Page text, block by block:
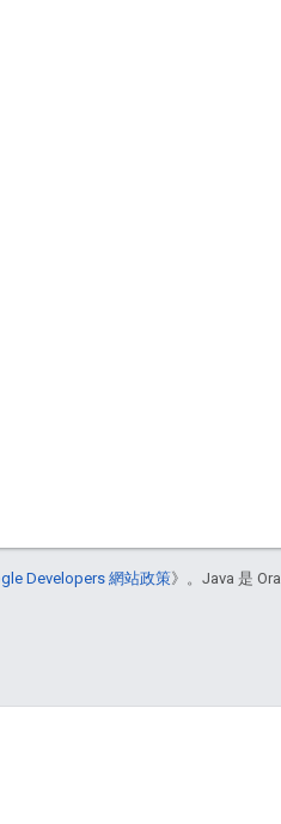
Developers 網站政策》。Java 是